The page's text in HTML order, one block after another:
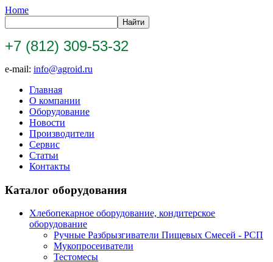
Home
+7 (812) 309-53-32
e-mail: info@agroid.ru
Главная
О компании
Оборудование
Новости
Производители
Сервис
Статьи
Контакты
Каталог оборудования
Хлебопекарное оборудование, кондитерское
оборудование
Ручные Разбрызгиватели Пищевых Смесей - РСП
Мукопросеиватели
Тестомесы